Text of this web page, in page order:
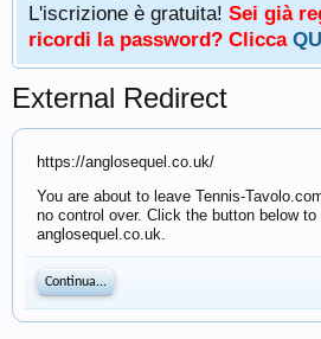
L'iscrizione è gratuita! Sei già
ricordi la password? Clicca
External Redirect
https://anglosequel.co.uk/
You are about to leave Tennis-
no control over. Click the button below
anglosequel.co.uk.
Continua...